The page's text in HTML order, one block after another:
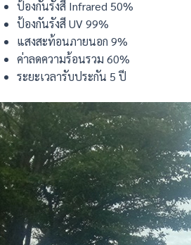
ป้องกันรังสี Infrared 50%
ป้องกันรังสี UV 99%
แสงสะท้อนภายนอก 9%
ค่าลดความร้อนรวม 60%
ระยะเวลารับประกัน 5 ปี